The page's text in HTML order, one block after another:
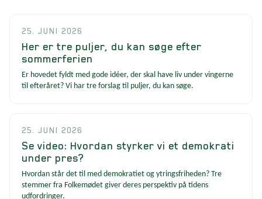
25. JUNI 2026
Her er tre puljer, du kan søge efter
sommerferien
Er hovedet fyldt med gode idéer, der skal have liv under vingerne
til efteråret? Vi har tre forslag til puljer, du kan søge.
25. JUNI 2026
Se video: Hvordan styrker vi et demokrati
under pres?
Hvordan står det til med demokratiet og ytringsfriheden? Tre
stemmer fra Folkemødet giver deres perspektiv på tidens
udfordringer.